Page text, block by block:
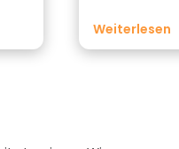
mehr an
seine
Weiterlesen